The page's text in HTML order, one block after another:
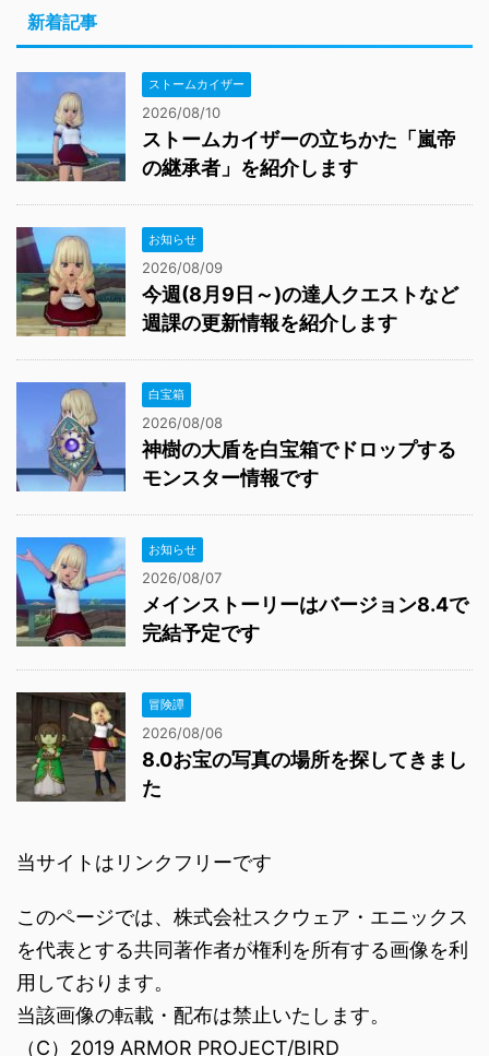
新着記事
ストームカイザー
2026/08/10
ストームカイザーの立ちかた「嵐帝
の継承者」を紹介します
お知らせ
2026/08/09
今週(8月9日～)の達人クエストなど
週課の更新情報を紹介します
白宝箱
2026/08/08
神樹の大盾を白宝箱でドロップする
モンスター情報です
お知らせ
2026/08/07
メインストーリーはバージョン8.4で
完結予定です
冒険譚
2026/08/06
8.0お宝の写真の場所を探してきまし
た
当サイトはリンクフリーです
このページでは、株式会社スクウェア・エニックス
を代表とする共同著作者が権利を所有する画像を利
用しております。
当該画像の転載・配布は禁止いたします。
（C）2019 ARMOR PROJECT/BIRD